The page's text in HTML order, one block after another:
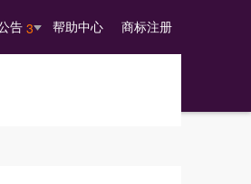
告 3 帮助中心 商标注册